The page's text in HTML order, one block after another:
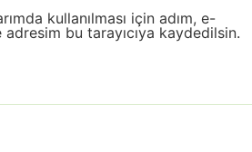
kullanılması için adım, e-
bu tarayıcıya kaydedilsin.